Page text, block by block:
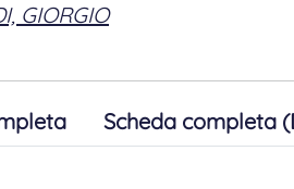
GIORGIO
Scheda completa